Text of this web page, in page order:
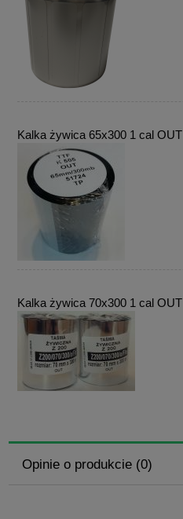
Kalka żywica 65x300 1 cal OUT
Kalka żywica 70x300 1 cal OUT
Opinie o produkcie (0)